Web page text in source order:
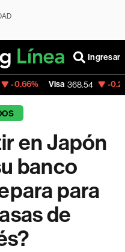
Ingresar
368.54 -0.28%
en Japón
banco
para
de